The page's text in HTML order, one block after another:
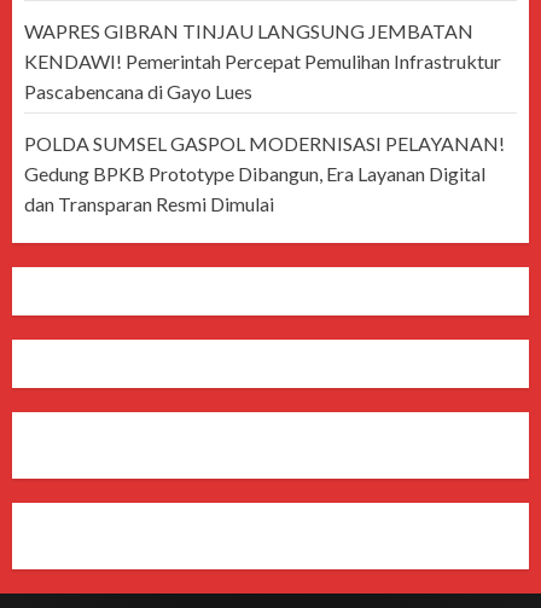
WAPRES GIBRAN TINJAU LANGSUNG JEMBATAN
KENDAWI! Pemerintah Percepat Pemulihan Infrastruktur
Pascabencana di Gayo Lues
POLDA SUMSEL GASPOL MODERNISASI PELAYANAN!
Gedung BPKB Prototype Dibangun, Era Layanan Digital
dan Transparan Resmi Dimulai